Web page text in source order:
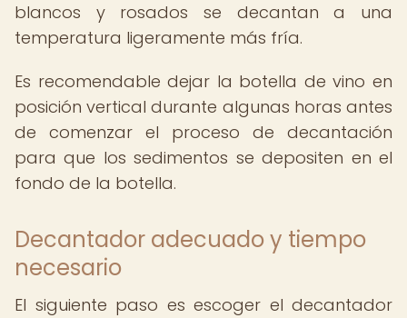
blancos y rosados se decantan a una
temperatura ligeramente más fría.
Es recomendable dejar la botella de vino en
posición vertical durante algunas horas antes
de comenzar el proceso de decantación
para que los sedimentos se depositen en el
fondo de la botella.
Decantador adecuado y tiempo
necesario
El siguiente paso es escoger el decantador